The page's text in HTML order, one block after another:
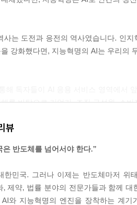
사는 도전과 응전의 역사였습니다. 인
강화했다면, 지능혁명의 AI는 우리의
를 바탕으로 기업가, 조직 구성원, 소
그것은 단순한 농사짓기의 자동화를
것입니다.”
뷰
은 반도체를 넘어서야 한다.”
한민국. 그러나 이제는 반도체마저 위
, 제약, 법률 분야의 전문가들과 함께
AI와 지능혁명의 엔진을 장착하는 계